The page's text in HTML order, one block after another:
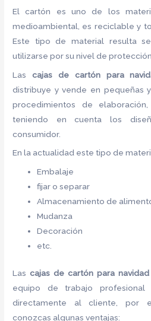
El cartón es uno de los
medioambiental, es reciclable y
Este tipo de material resulta
utilizarse por su nivel de protección.
Las cajas de cartón para
distribuye y vende en pequeñas
procedimientos de
teniendo en cuenta los
consumidor.
En la actualidad este tipo de
Embalaje
fijar o separar
Almacenamiento de
Mudanza
Decoración
etc.
Lascajas de cartón para
equipo de trabajo profesional
directamente al cliente, por
conozcas algunas ventajas: